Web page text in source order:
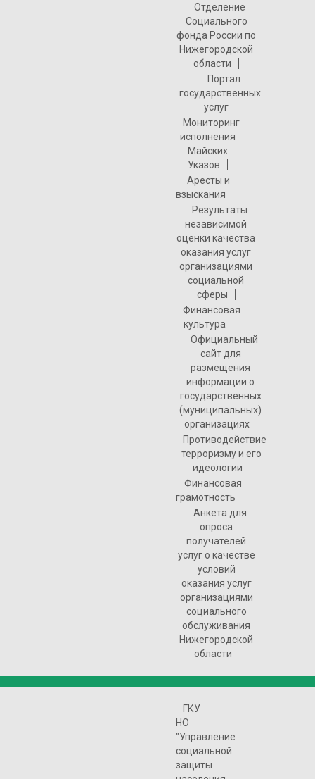
Отделение
Социального
фонда России по
Нижегородской
области
Портал
государственных
услуг
Мониторинг
исполнения
Майских
Указов
Аресты и
взыскания
Результаты
независимой
оценки качества
оказания услуг
организациями
социальной
сферы
Финансовая
культура
Официальный
сайт для
размещения
информации о
государственных
(муниципальных)
организациях
Противодействие
терроризму и его
идеологии
Финансовая
грамотность
Анкета для
опроса
получателей
услуг о качестве
условий
оказания услуг
организациями
социального
обслуживания
Нижегородской
области
ГКУ
НО
"Управление
социальной
защиты